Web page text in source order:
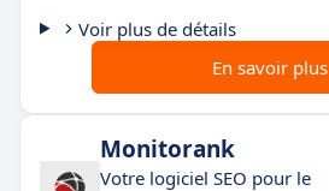
Voir plus de détails
En savoir plus
Monitorank
Votre logiciel SEO pour le